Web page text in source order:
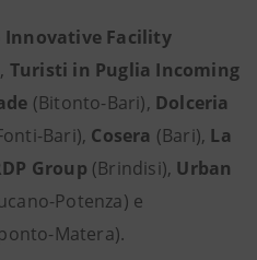
Innovative Facility
Turisti in Puglia Incoming
(Bitonto-Bari), Dolceria
Bari), Cosera (Bari), La
Group (Brindisi), Urban
Potenza) e
Matera).